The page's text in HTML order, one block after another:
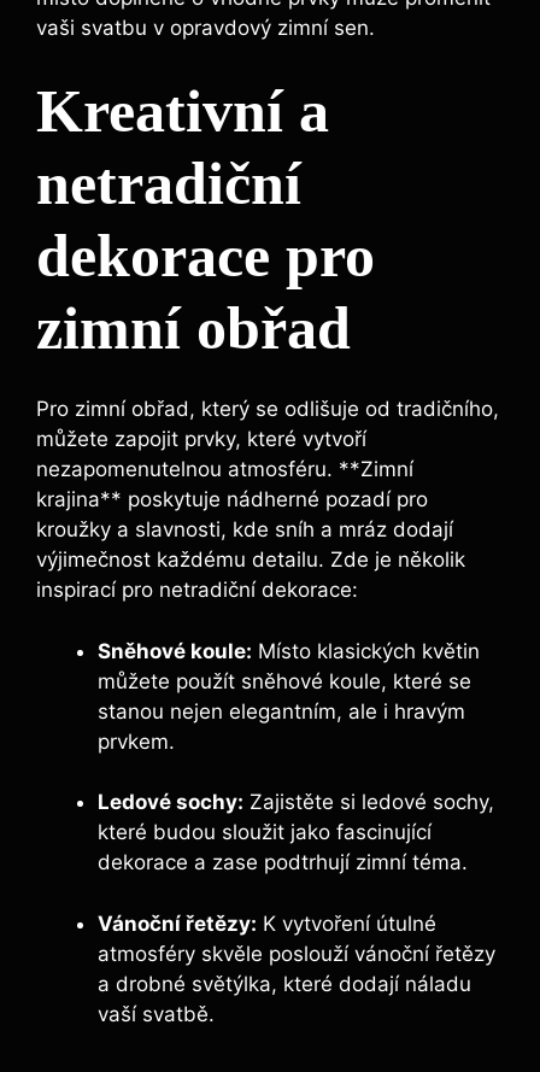
vaši svatbu v opravdový zimní sen.
Kreativní a
netradiční
dekorace pro
zimní obřad
Pro zimní obřad, který se odlišuje od tradičního,
můžete zapojit prvky, které vytvoří
nezapomenutelnou atmosféru. **Zimní
krajina** poskytuje nádherné pozadí pro
kroužky a slavnosti, kde sníh a mráz dodají
výjimečnost každému detailu. Zde je několik
inspirací pro netradiční dekorace:
Sněhové koule: Místo klasických květin
můžete použít sněhové koule, které se
stanou nejen elegantním, ale i hravým
prvkem.
Ledové sochy: Zajistěte si ledové sochy,
které budou sloužit jako fascinující
dekorace a zase podtrhují zimní téma.
Vánoční řetězy: K vytvoření útulné
atmosféry skvěle poslouží vánoční řetězy
a drobné světýlka, které dodají náladu
vaší svatbě.